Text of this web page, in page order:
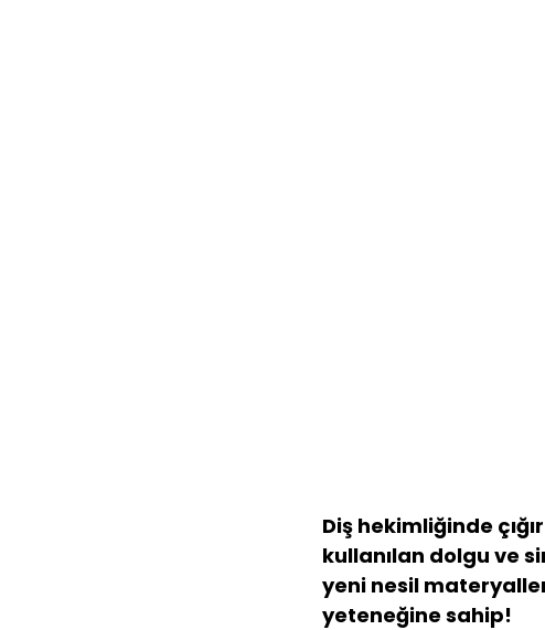
Diş hekimliğinde
kullanılan dolgu ve
yeni nesil
yeteneğine sahip!